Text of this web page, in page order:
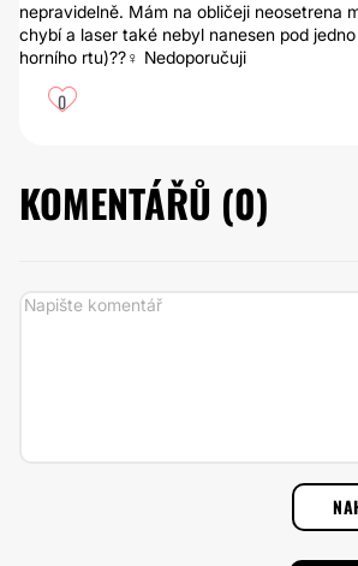
nepravidelně. Mám na obličeji neosetrena
chybí a laser také nebyl nanesen pod
horního rtu)??‍♀️ Nedoporučuji
0
KOMENTÁŘŮ (0)